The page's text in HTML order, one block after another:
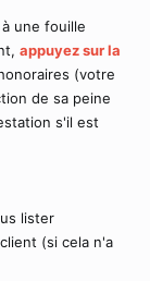
une fouille
appuyez sur la
(votre
de sa peine
s'il est
lister
(si cela n'a